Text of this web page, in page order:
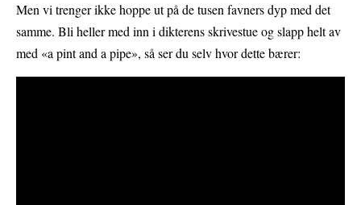
Men vi trenger ikke hoppe ut på de tusen favners dyp med det
samme. Bli heller med inn i dikterens skrivestue og slapp helt av
med «a pint and a pipe», så ser du selv hvor dette bærer: